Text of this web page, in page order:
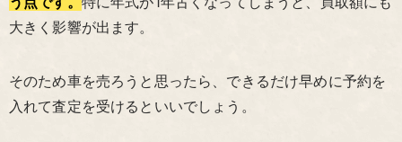
大きく影響が出ます。
そのため車を売ろうと思ったら、できるだけ早めに予約を
入れて査定を受けるといいでしょう。